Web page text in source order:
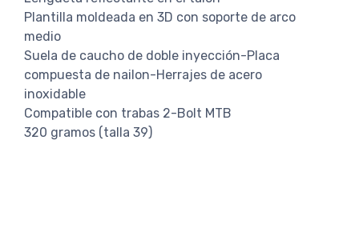
Plantilla moldeada en 3D con soporte de arco
medio
Suela de caucho de doble inyección-Placa
compuesta de nailon-Herrajes de acero
inoxidable
Compatible con trabas 2-Bolt MTB
320 gramos (talla 39)